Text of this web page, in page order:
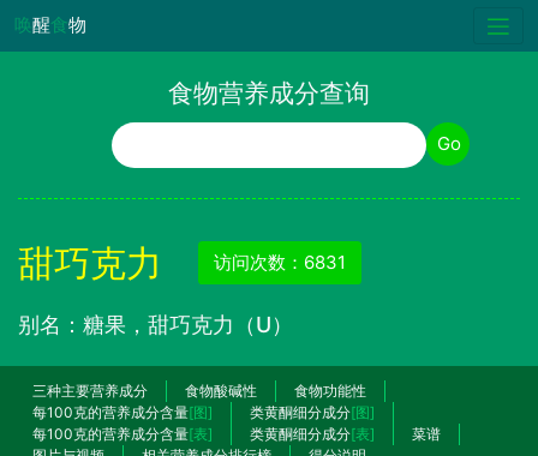
唤醒食物
食物营养成分查询
食物名称 Go
甜巧克力 访问次数：6831
别名：糖果，甜巧克力（U）
三种主要营养成分 食物酸碱性
食物功能性
每100克的营养成分含量[图] 类黄酮细分成分[图]
每100克的营养成分含量[表] 类黄酮细分成分[表]
菜谱